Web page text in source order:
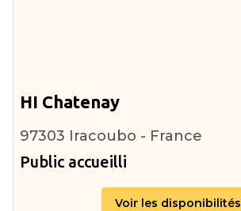
HI Chatenay
97303 Iracoubo - France
Public accueilli
Voir les disponibilités